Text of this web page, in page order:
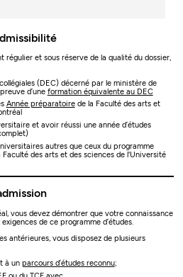
régulier et sous réserve de la qualité du dossier,
(DEC) décerné par le ministère de
d’une formation équivalente au DEC
Année préparatoirede la Faculté des arts et
et avoir réussi une année d’études
autres que ceux du programme
des arts et des sciences de l'Université
vous devez démontrer que votre connaissance
de ce programme d’études.
antérieures, vous disposez de plusieurs
à un parcours d’études reconnu;